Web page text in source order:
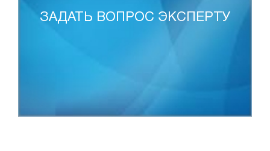
ЗАДАТЬ ВОПРОС ЭКСПЕРТУ